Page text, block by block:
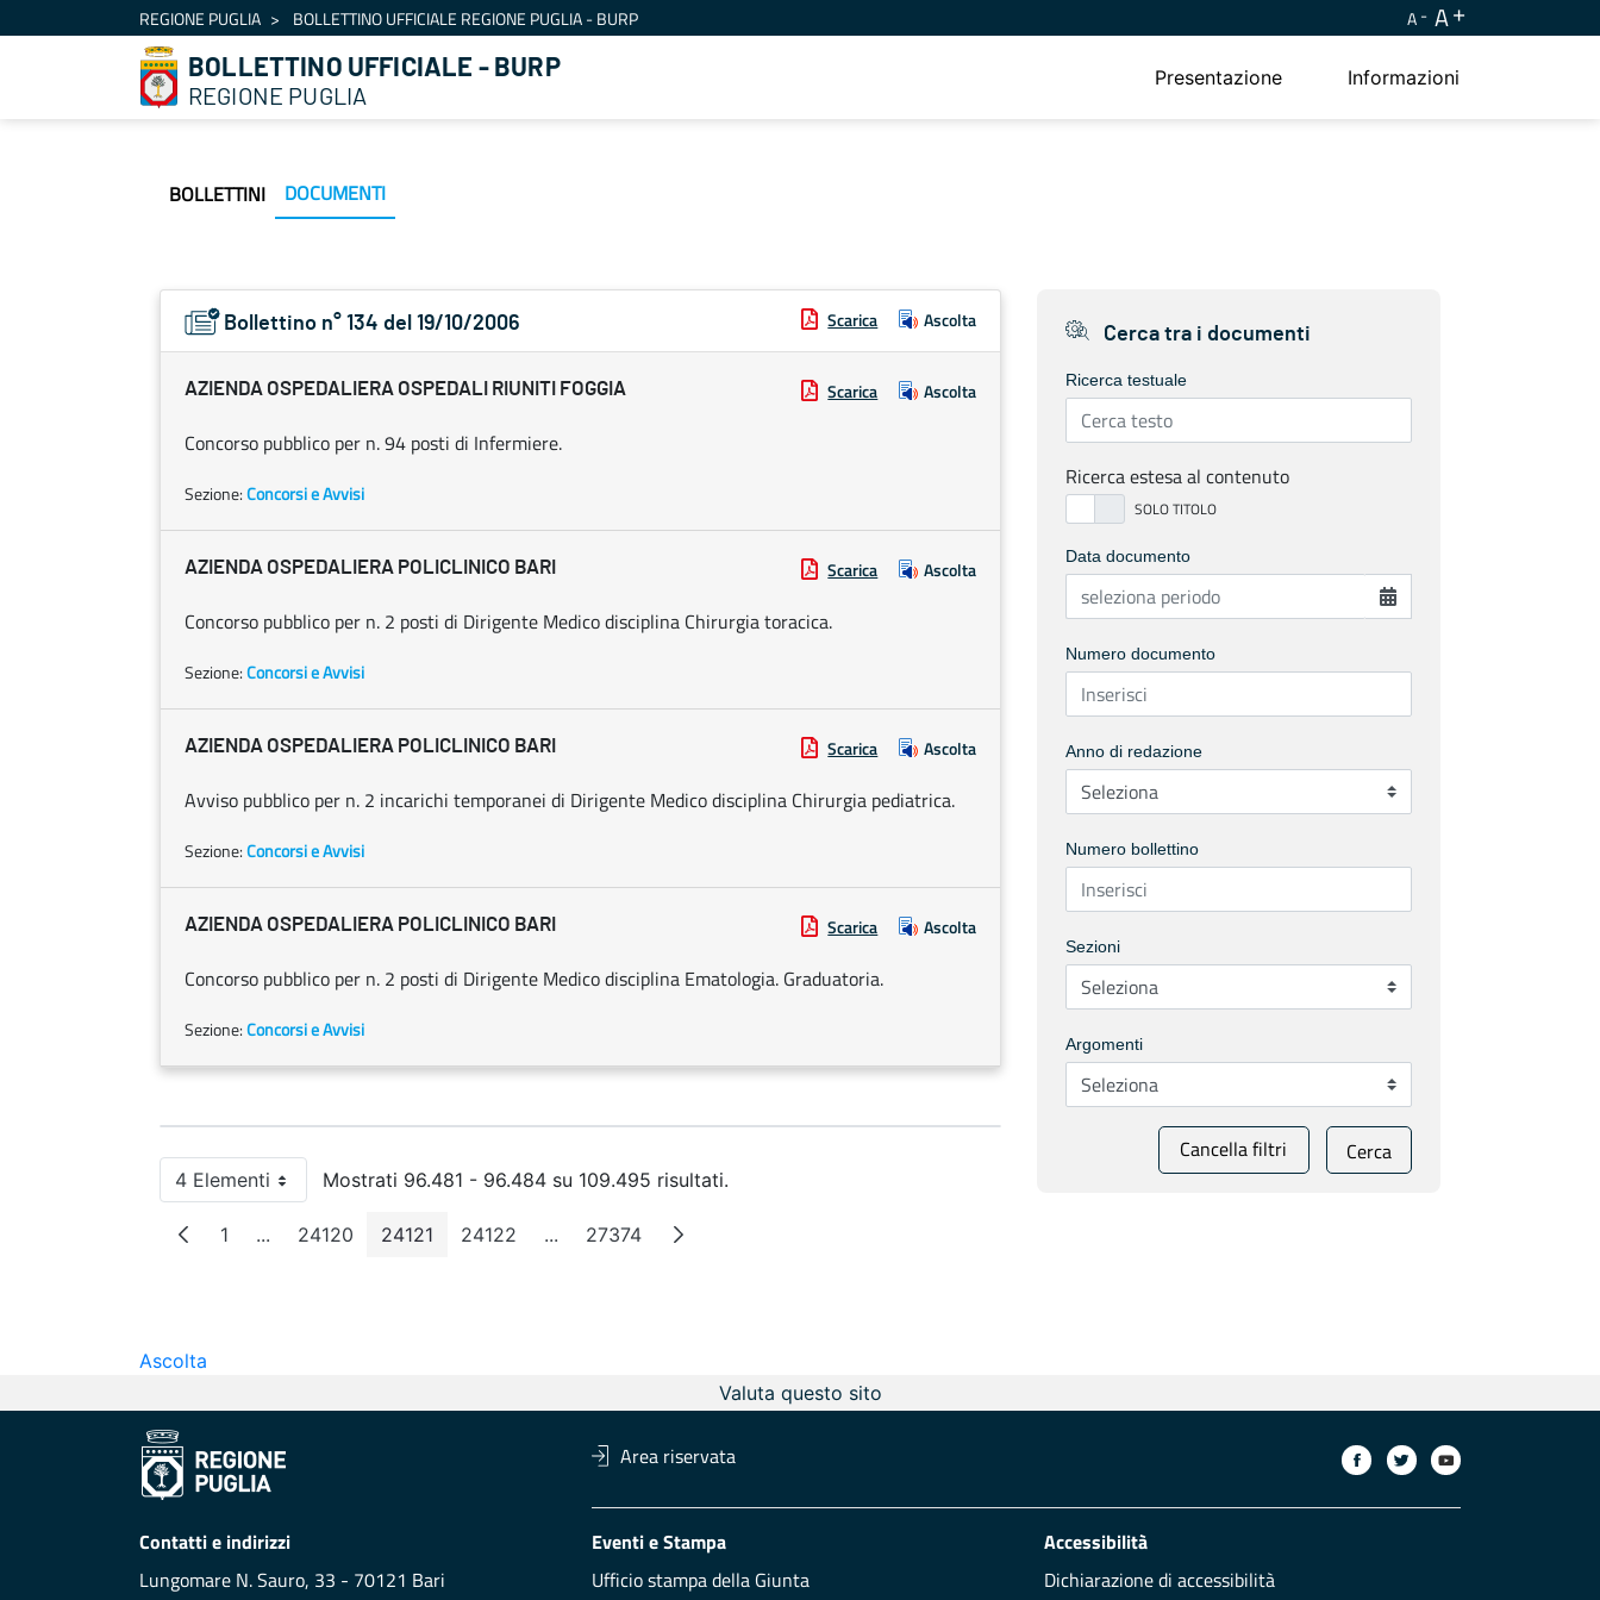
Salta al contenutoREGIONE PUGLIA BOLLETTINO UFFICIALE REGIONE PUGLIA - BURP A A
BOLLETTINO UFFICIALE - BURP
REGIONE PUGLIA
Presentazione Informazioni
BOLLETTINI DOCUMENTI
Bollettino n° 134 del 19/10/2006 Scarica Ascolta
AZIENDA OSPEDALIERA OSPEDALI RIUNITI FOGGIA Scarica Ascolta
Concorso pubblico per n. 94 posti di Infermiere.
Sezione:Concorsi e Avvisi
AZIENDA OSPEDALIERA POLICLINICO BARI Scarica Ascolta
Concorso pubblico per n. 2 posti di Dirigente Medico disciplina Chirurgia toracica.
Sezione:Concorsi e Avvisi
AZIENDA OSPEDALIERA POLICLINICO BARI Scarica Ascolta
Avviso pubblico per n. 2 incarichi temporanei di Dirigente Medico disciplina Chirurgia pediatrica.
Sezione:Concorsi e Avvisi
AZIENDA OSPEDALIERA POLICLINICO BARI Scarica Ascolta
Concorso pubblico per n. 2 posti di Dirigente Medico disciplina Ematologia. Graduatoria.
Sezione:Concorsi e Avvisi
4 ElementiPer paginaMostrati 96.481 - 96.484 su 109.495 risultati.
Pagina
1 ...Pagine intermedie
Pagina
24120 Pagina
24121 Pagina
24122 ...Pagine intermedie
Pagina
27374
Cerca tra i documenti
Ricerca testuale
Ricerca estesa al contenuto
Data documento
Numero documento
Anno di redazione
Numero bollettino
Sezioni
Argomenti
Cancella filtri Cerca
Ascolta
Valuta questo sito
Area riservata
Contatti e indirizzi
Lungomare N. Sauro, 33 - 70121 Bari
Eventi e Stampa
Ufficio stampa della Giunta
Accessibilità
Dichiarazione di accessibilità